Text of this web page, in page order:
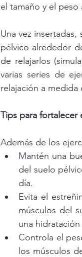
el tamaño y el
Una vez
pélvico alrededor
de relajarlos
varias series de
relajación a medida
Tips para fortalecer
Además de los
Mantén una
del suelo
día.
Evita el
músculos del
una
Controla el
los músculos